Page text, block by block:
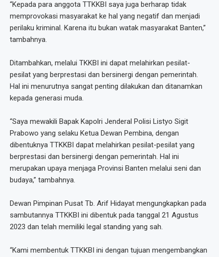
“Kepada para anggota TTKKBI saya juga berharap tidak
memprovokasi masyarakat ke hal yang negatif dan menjadi
perilaku kriminal. Karena itu bukan watak masyarakat Banten,”
tambahnya.
Ditambahkan, melalui TKKBI ini dapat melahirkan pesilat-
pesilat yang berprestasi dan bersinergi dengan pemerintah.
Hal ini menurutnya sangat penting dilakukan dan ditanamkan
kepada generasi muda.
“Saya mewakili Bapak Kapolri Jenderal Polisi Listyo Sigit
Prabowo yang selaku Ketua Dewan Pembina, dengan
dibentuknya TTKKBI dapat melahirkan pesilat-pesilat yang
berprestasi dan bersinergi dengan pemerintah. Hal ini
merupakan upaya menjaga Provinsi Banten melalui seni dan
budaya,” tambahnya.
Dewan Pimpinan Pusat Tb. Arif Hidayat mengungkapkan pada
sambutannya TTKKBI ini dibentuk pada tanggal 21 Agustus
2023 dan telah memiliki legal standing yang sah.
“Kami membentuk TTKKBI ini dengan tujuan mengembangkan